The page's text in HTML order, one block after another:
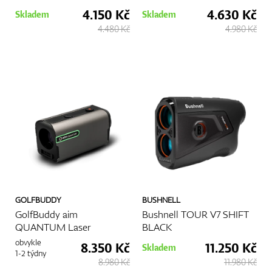
Dárkové poukazy
Golfové zameriavače jsou známé svou vysokou přesností. Díky
těmto přístrojům máte vždy jasnou představu o vzdálenosti k
vašemu cíli. Ať už jde o vlajkový stožár na greenu nebo o
nasměrovat zařízení na požadovaný cíl, stisknout tlačítko a
okamžitě získáte přesné měření vzdálenosti. Tento rychlý a
efektivní proces šetří čas a umožňuje soustředit se na samotnou
Univerzálnost
Golfové zameriavače jsou vhodné pro jakýkoli typ hřiště. Na
mapy, zameriavače fungují na všech hřištích bez potřeby
pravidelných hřištích, což je ideální pro golfisty, kteří často mění
lokalitu.
Kompenzace sklonu
Mnoho moderních golfových zameriavačů má funkci
Skladem 4.150 Kč
4.480 Kč
Skladem 4.630 Kč
4.980 Kč
GOLFBUDDY
GolfBuddy aim
QUANTUM Laser
obvykle
1-2 týdny
8.350 Kč
8.980 Kč
BUSHNELL
Bushnell TOUR V7 SHIFT
BLACK
Skladem 11.250 Kč
11.980 Kč